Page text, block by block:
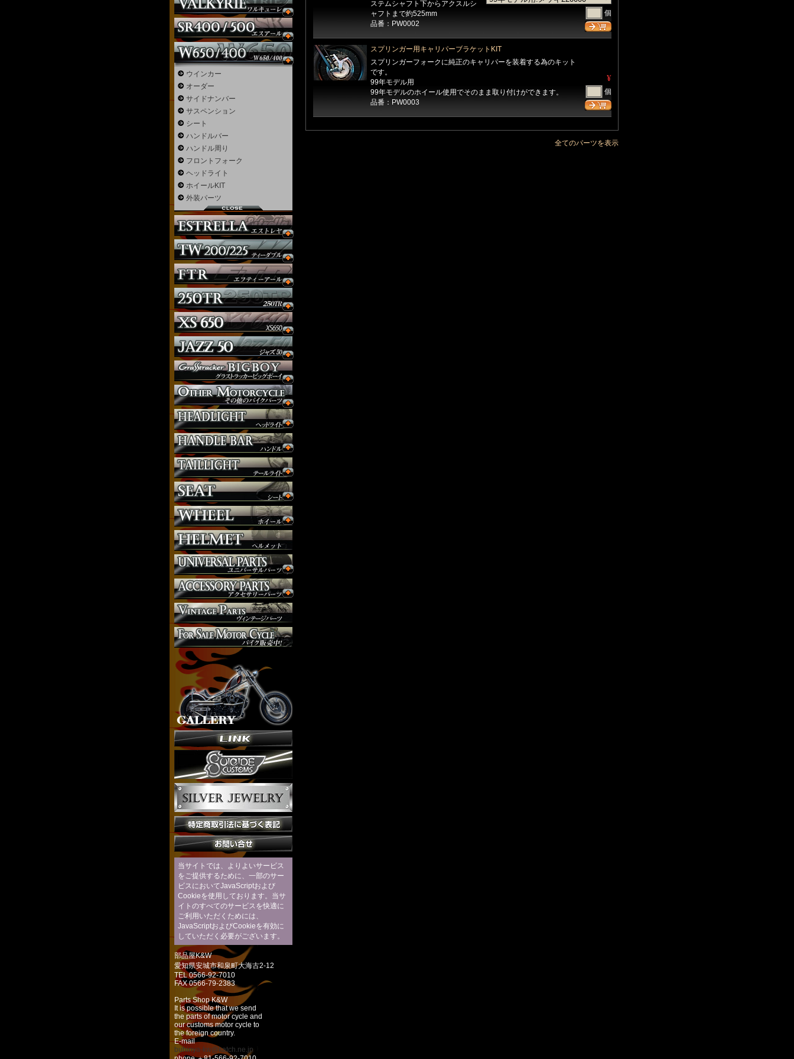
ステムシャフト下からアクスルシ
ャフトまで約525mm
品番：PW0002
個
スプリンガー用キャリパーブラケットKIT
スプリンガーフォークに純正のキャリパーを装着する為のキット
です。
99年モデル用
99年モデルのホイール使用でそのまま取り付けができます。
品番：PW0003
¥
個
全てのパーツを表示
ウインカー
オーダー
サイドナンバー
サスペンション
シート
ハンドルバー
ハンドル周り
フロントフォーク
ヘッドライト
ホイールKIT
外装パーツ
ウインカー
オーダー
ガソリンタンク
サイドナンバー
サスペンション
シート
ジョッキーシフト
ハンドルバー
ハンドル周り
ヘッドライト
マフラー
外装パーツ
当サイトでは、よりよいサービス
をご提供するために、一部のサー
ビスにおいてJavaScriptおよび
Cookieを使用しております。当サ
イトのすべてのサービスを快適に
ご利用いただくためには、
JavaScriptおよびCookieを有効に
していただく必要がございます。
部品屋K&W
愛知県安城市和泉町大海古2-12
TEL 0566-92-7010
FAX 0566-79-2383
Parts Shop K&W
It is possible that we send
the parts of motor cycle and
our customs motor cycle to
the foreign country.
E-mail
buhinya-kw@katch.ne.jp